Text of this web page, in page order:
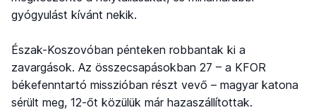
gyógyulást kívánt nekik.
Észak-Koszovóban pénteken robbantak ki a
zavargások. Az összecsapásokban 27 – a KFOR
békefenntartó misszióban részt vevő – magyar katona
sérült meg, 12-őt közülük már hazaszállítottak.